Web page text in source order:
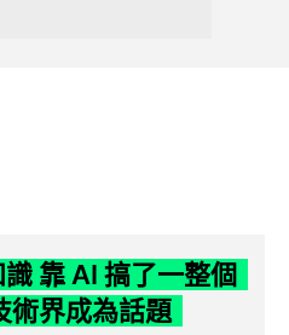
靠 AI 搞了一整個
術界成為話題